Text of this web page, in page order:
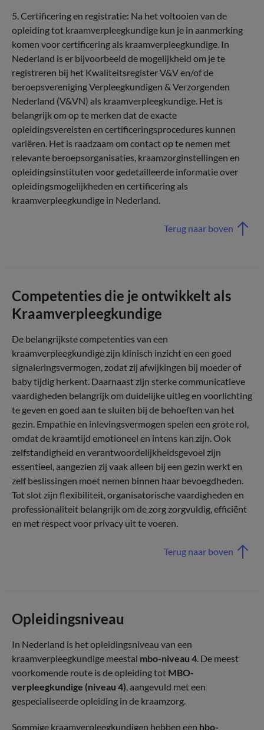
5. Certificering en registratie: Na het voltooien van de
opleiding tot kraamverpleegkundige kun je in aanmerking
komen voor certificering als kraamverpleegkundige. In
Nederland is er bijvoorbeeld de mogelijkheid om je te
registreren bij het Kwaliteitsregister V&V en/of de
beroepsvereniging Verpleegkundigen & Verzorgenden
Nederland (V&VN) als kraamverpleegkundige. Het is
belangrijk om op te merken dat de exacte
opleidingsvereisten en certificeringsprocedures kunnen
variëren. Het is raadzaam om contact op te nemen met
relevante beroepsorganisaties, kraamzorginstellingen en
opleidingsinstituten voor gedetailleerde informatie over
opleidingsmogelijkheden en certificering als
kraamverpleegkundige in Nederland.
Terug naar boven
Competenties die je ontwikkelt als
Kraamverpleegkundige
De belangrijkste competenties van een
kraamverpleegkundige zijn klinisch inzicht en een goed
signaleringsvermogen, zodat zij afwijkingen bij moeder of
baby tijdig herkent. Daarnaast zijn sterke communicatieve
vaardigheden belangrijk om duidelijke uitleg en voorlichting
te geven en goed aan te sluiten bij de behoeften van het
gezin. Empathie en inlevingsvermogen spelen een grote rol,
omdat de kraamtijd emotioneel en intens kan zijn. Ook
zelfstandigheid en verantwoordelijkheidsgevoel zijn
essentieel, aangezien zij vaak alleen bij een gezin werkt en
zelf beslissingen moet nemen binnen haar bevoegdheden.
Tot slot zijn flexibiliteit, organisatorische vaardigheden en
professionaliteit belangrijk om de zorg zorgvuldig, efficiënt
en met respect voor privacy uit te voeren.
Terug naar boven
Opleidingsniveau
In Nederland is het opleidingsniveau van een
kraamverpleegkundige meestal mbo-niveau 4. De meest
voorkomende route is de opleiding tot MBO-
verpleegkundige (niveau 4), aangevuld met een
gespecialiseerde opleiding in de kraamzorg.
Sommige kraamverpleegkundigen hebben een hbo-